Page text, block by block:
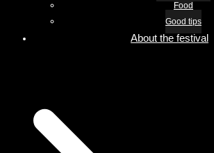
Food
Good tips
About the festival